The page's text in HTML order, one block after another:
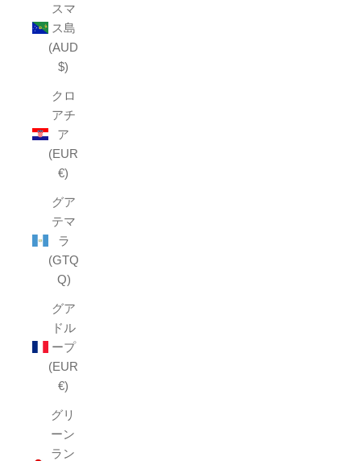
スマ
ス島
(AUD
$)
クロ
アチ
ア
(EUR
€)
グア
テマ
ラ
(GTQ
Q)
グア
ドル
ープ
(EUR
€)
グリ
ーン
ラン